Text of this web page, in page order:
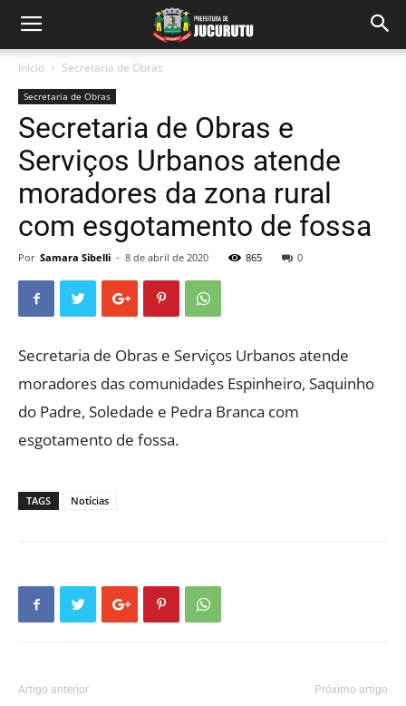
Início Secretaria de Obras
Secretaria de Obras
Secretaria de Obras e
Serviços Urbanos atende
moradores da zona rural
com esgotamento de fossa
Por Samara Sibelli - 8 de abril de 2020 865 0
Secretaria de Obras e Serviços Urbanos atende
moradores das comunidades Espinheiro, Saquinho
do Padre, Soledade e Pedra Branca com
esgotamento de fossa.
TAGS Notícias
Artigo anterior Próximo artigo